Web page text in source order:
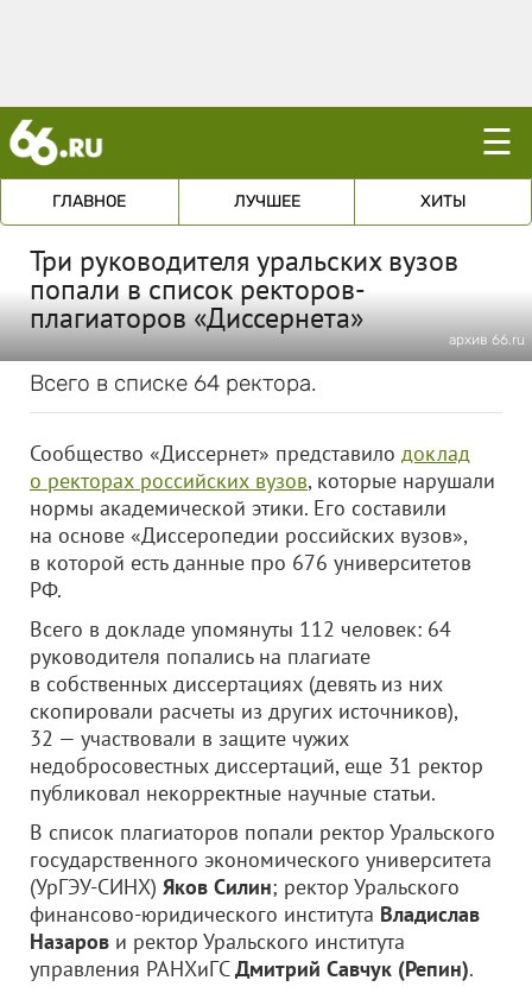
☰
ГЛАВНОЕ ЛУЧШЕЕ ХИТЫ
Три руководителя уральских вузов
попали в список ректоров-
плагиаторов «Диссернета»
архив 66.ru
Всего в списке 64 ректора.
Сообщество «Диссернет» представило доклад
о ректорах российских вузов, которые нарушали
нормы академической этики. Его составили
на основе «Диссеропедии российских вузов»,
в которой есть данные про 676 университетов
РФ.
Всего в докладе упомянуты 112 человек: 64
руководителя попались на плагиате
в собственных диссертациях (девять из них
скопировали расчеты из других источников),
32 — участвовали в защите чужих
недобросовестных диссертаций, еще 31 ректор
публиковал некорректные научные статьи.
В список плагиаторов попали ректор Уральского
государственного экономического университета
(УрГЭУ-СИНХ) Яков Силин; ректор Уральского
финансово-юридического института Владислав
Назаров и ректор Уральского института
управления РАНХиГСДмитрий Савчук (Репин).